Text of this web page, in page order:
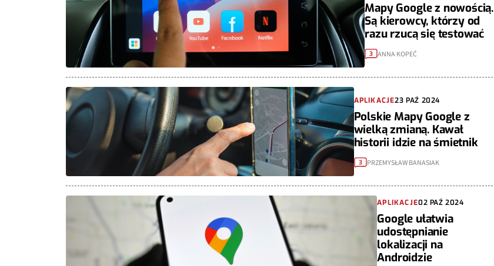
Mapy Google z nowością.
Są kierowcy, którzy od
razu rzucą się testować
3 ANNA KOPEĆ
APLIKACJE23 PAŹ 2024
Polskie Mapy Google z
wielką zmianą. Kawał
historii idzie na śmietnik
3 PRZEMYSŁAW BANASIAK
APLIKACJE02 PAŹ 2024
Google ułatwia
udostępnianie
lokalizacji na
Androidzie